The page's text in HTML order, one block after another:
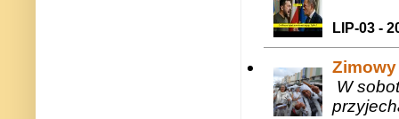
LIP-03 -
W